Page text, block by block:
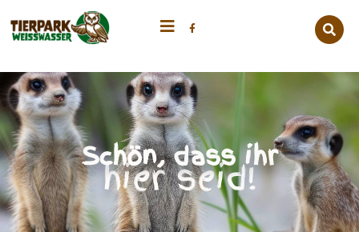
Schön, dass ihr
hier seid!